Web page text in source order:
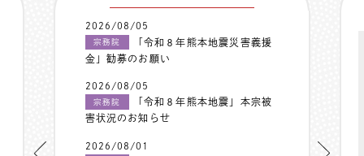
2026/08/05
宗務院
「令和８年熊本地震災害義援
金」勧募のお願い
2026/08/05
宗務院
「令和８年熊本地震」本宗被
害状況のお知らせ
2026/08/01